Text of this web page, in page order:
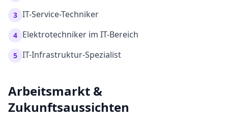
3 IT-Service-Techniker
4 Elektrotechniker im IT-Bereich
5 IT-Infrastruktur-Spezialist
Arbeitsmarkt &
Zukunftsaussichten